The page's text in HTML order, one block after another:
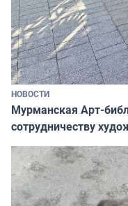
НОВОСТИ
Мурманская Арт-
сотрудничеству